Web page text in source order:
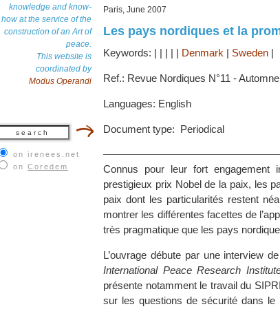
knowledge and know-
how at the service of the
construction of an Art of
peace.
This website is
coordinated by
Modus Operandi
on irenees.net
on Coredem
Paris, June 2007
Les pays nordiques et la
Keywords: | | | | | Denmark | Sweden |
Ref.: Revue Nordiques N°11 -
Languages: English
Document type: Periodical
Connus pour leur fort
prestigieux prix Nobel de la paix, les
paix dont les particularités restent
montrer les différentes facettes de
très pragmatique que les pays
L’ouvrage débute par une interview
International Peace Research
présente notamment le travail du
sur les questions de sécurité dans le